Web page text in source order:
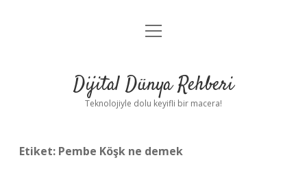
Anasayfa
Yasal Uyarı
menüyü
Dijital Dünya Rehberi
Teknolojiyle dolu keyifli bir macera!
Etiket: Pembe Köşk ne demek